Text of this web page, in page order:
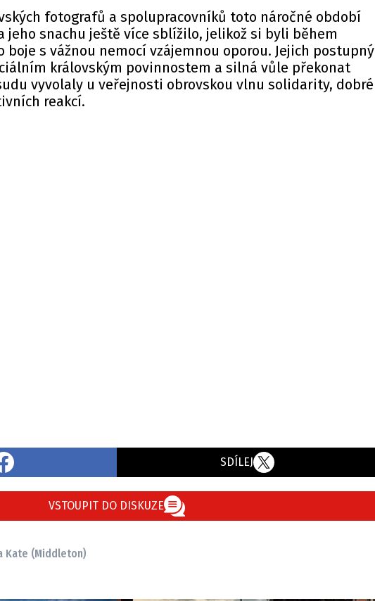
fotografů a spolupracovníků toto náročné období
jeho snachu ještě více sblížilo, jelikož si byli během
boje s vážnou nemocí vzájemnou oporou. Jejich postupný
královským povinnostem a silná vůle překonat
vyvolaly u veřejnosti obrovskou vlnu solidarity, dobré
reakcí.
SDÍLEJ
VSTOUPIT DO DISKUZE
Kate (Middleton)